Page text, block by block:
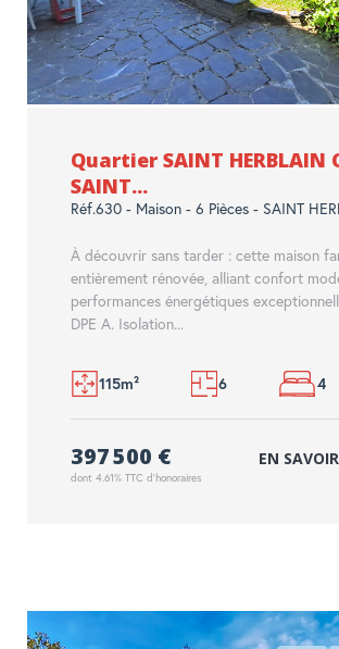
Quartier SAINT HERBLAIN
SAINT...
Réf.630 - Maison - 6 Pièces - SAINT
À découvrir sans tarder : cette maison
entièrement rénovée, alliant confort
performances énergétiques
DPE A. Isolation...
115m² 6 4
397 500 €
dont 4.61% TTC d'honoraires
EN